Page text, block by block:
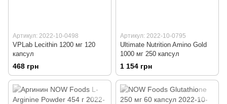
Артикул: 2022-10-0498
VPLab Lecithin 1200 мг 120
капсул
468 грн
Артикул: 2022-10-0795
Ultimate Nutrition Amino Gold
1000 мг 250 капсул
1 154 грн